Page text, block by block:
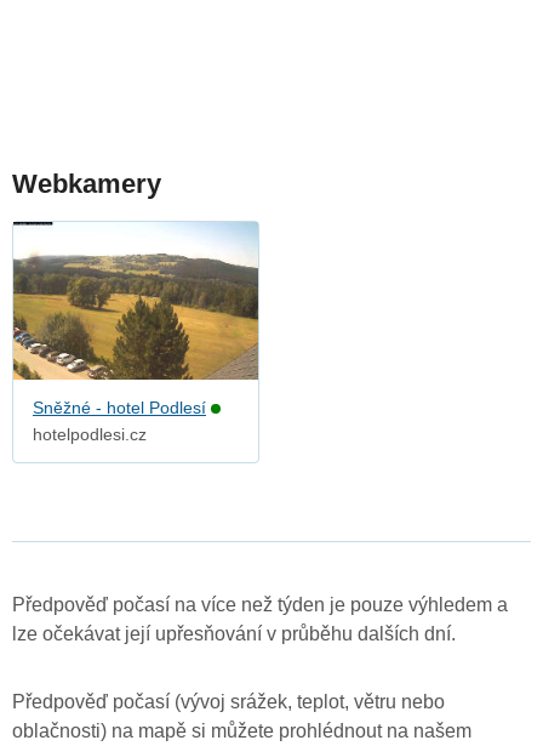
Webkamery
Sněžné - hotel Podlesí
hotelpodlesi.cz
Předpověď počasí na více než týden je pouze výhledem a
lze očekávat její upřesňování v průběhu dalších dní.
Předpověď počasí (vývoj srážek, teplot, větru nebo
oblačnosti) na mapě si můžete prohlédnout na našem